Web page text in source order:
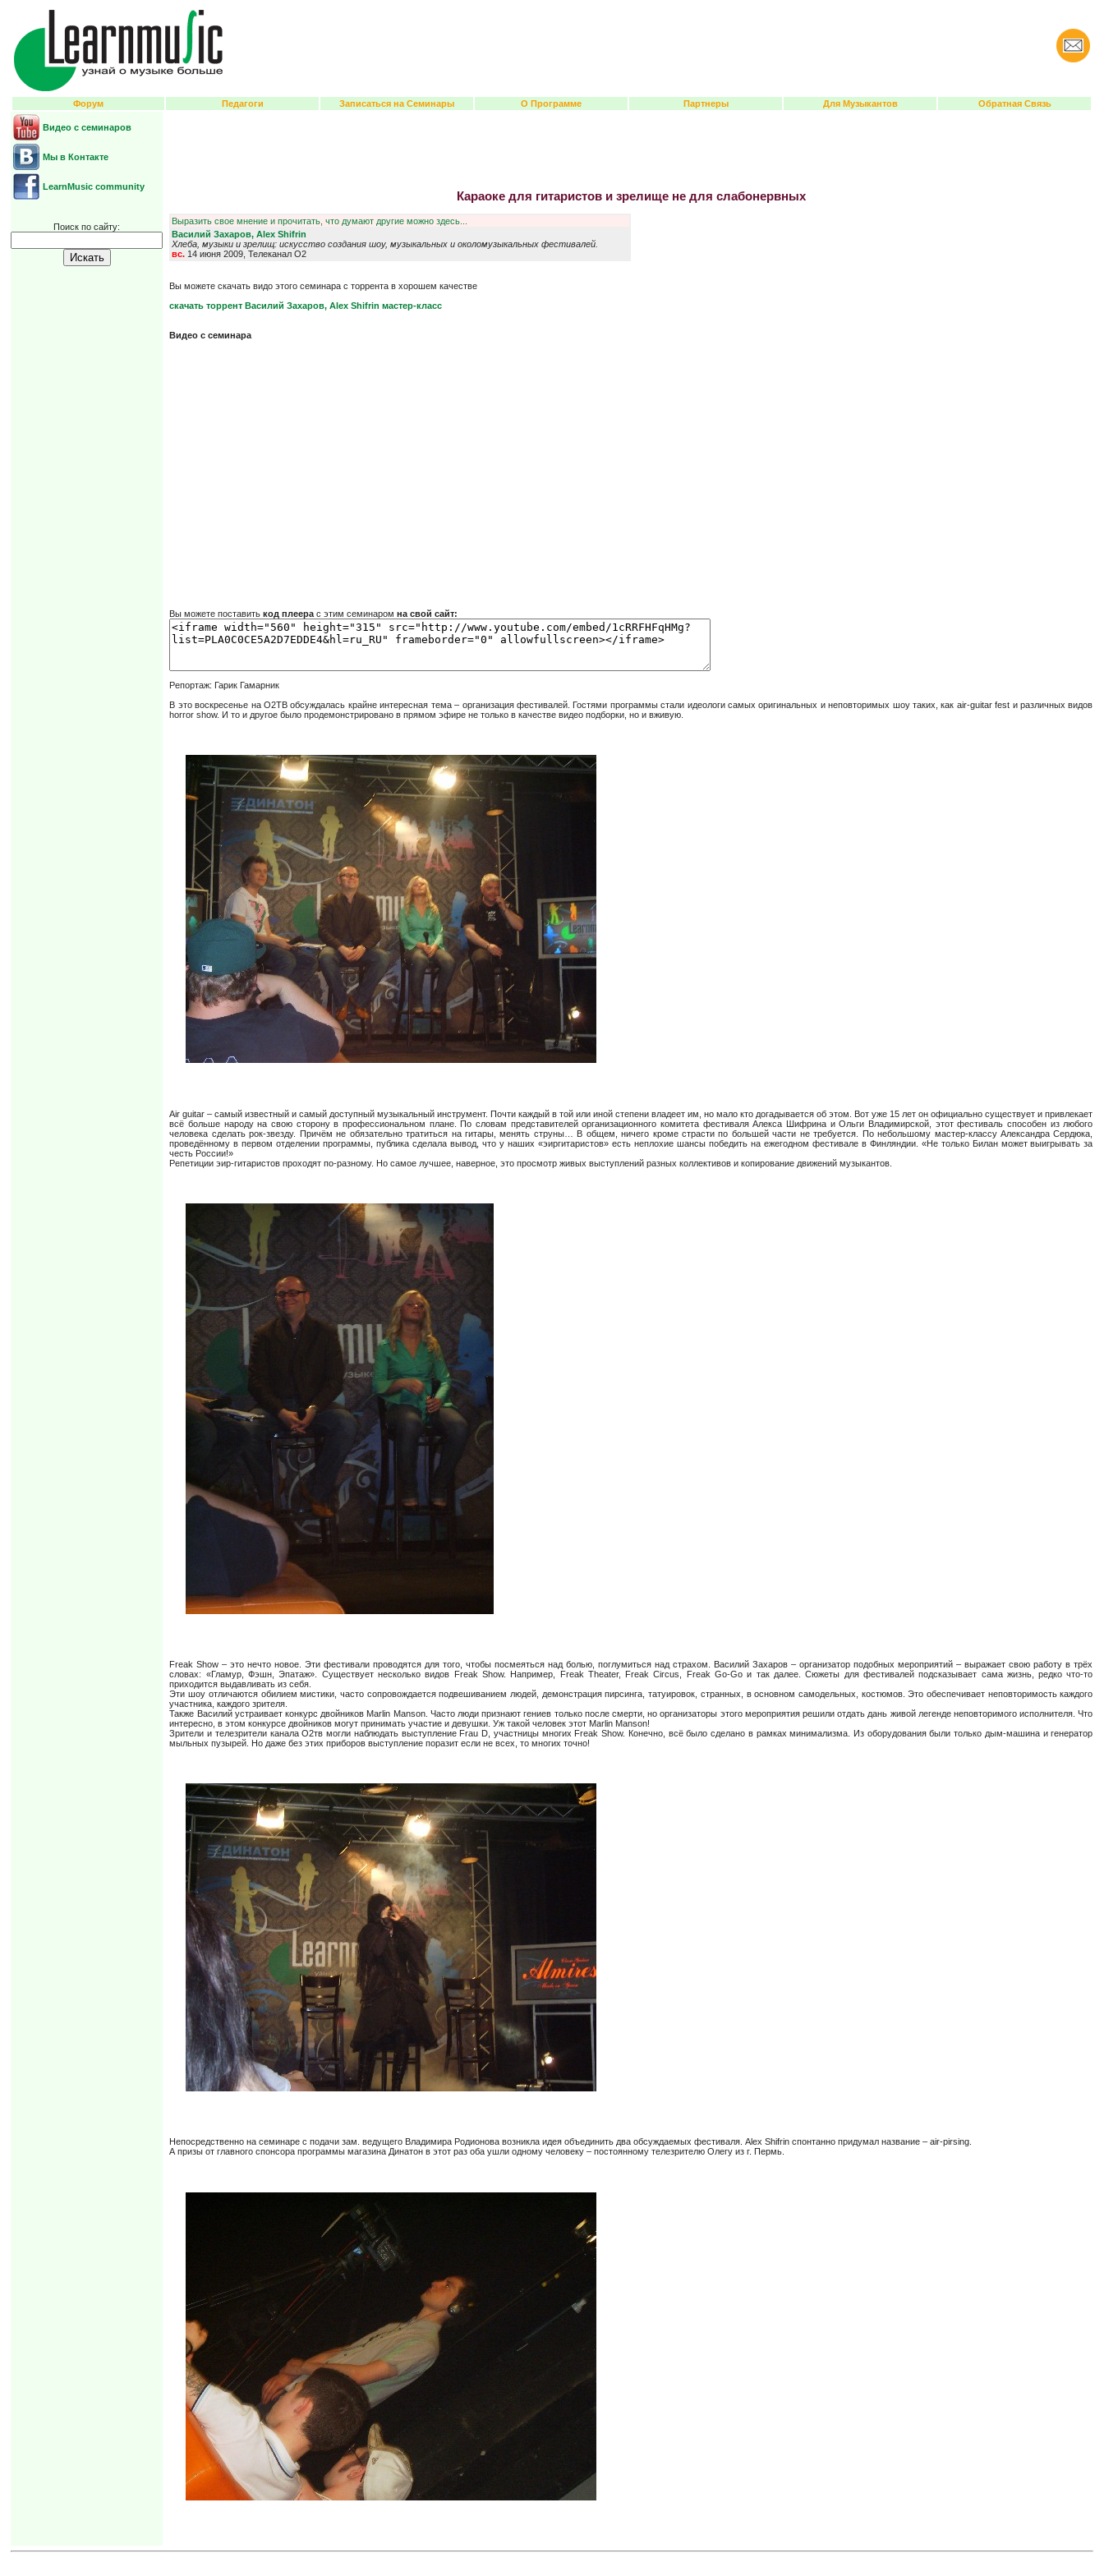
Форум Педагоги Записаться на Семинары О Программе Партнеры Для Музыкантов Обратная Связь
Видео с семинаров
Мы в Контакте
LearnMusic community
Поиск по сайту:
Караоке для гитаристов и зрелище не для слабонервных
Выразить свое мнение и прочитать, что думают другие можно здесь...
Василий Захаров, Alex Shifrin
Хлеба, музыки и зрелищ: искусство создания шоу, музыкальных и околомузыкальных фестивалей.
вс. 14 июня 2009, Телеканал О2
Вы можете скачать видо этого семинара с торрента в хорошем качестве
скачать торрент Василий Захаров, Alex Shifrin мастер-класс
Видео с семинара
Вы можете поставитькод плеера с этим семинаромна свой сайт:
Репортаж: Гарик Гамарник
В это воскресенье на О2ТВ обсуждалась крайне интересная тема – организация фестивалей. Гостями программы стали идеологи самых оригинальных и неповторимых шоу таких, как air-guitar fest и различных видов
horror show. И то и другое было продемонстрировано в прямом эфире не только в качестве видео подборки, но и вживую.
Air guitar – самый известный и самый доступный музыкальный инструмент. Почти каждый в той или иной степени владеет им, но мало кто догадывается об этом. Вот уже 15 лет он официально существует и привлекает
всё больше народу на свою сторону в профессиональном плане. По словам представителей организационного комитета фестиваля Алекса Шифрина и Ольги Владимирской, этот фестиваль способен из любого
человека сделать рок-звезду. Причём не обязательно тратиться на гитары, менять струны… В общем, ничего кроме страсти по большей части не требуется. По небольшому мастер-классу Александра Сердюка,
проведённому в первом отделении программы, публика сделала вывод, что у наших «эиргитаристов» есть неплохие шансы победить на ежегодном фестивале в Финляндии. «Не только Билан может выигрывать за
честь России!»
Репетиции эир-гитаристов проходят по-разному. Но самое лучшее, наверное, это просмотр живых выступлений разных коллективов и копирование движений музыкантов.
Freak Show – это нечто новое. Эти фестивали проводятся для того, чтобы посмеяться над болью, поглумиться над страхом. Василий Захаров – организатор подобных мероприятий – выражает свою работу в трёх
словах: «Гламур, Фэшн, Эпатаж». Существует несколько видов Freak Show. Например, Freak Theater, Freak Circus, Freak Go-Go и так далее. Сюжеты для фестивалей подсказывает сама жизнь, редко что-то
приходится выдавливать из себя.
Эти шоу отличаются обилием мистики, часто сопровождается подвешиванием людей, демонстрация пирсинга, татуировок, странных, в основном самодельных, костюмов. Это обеспечивает неповторимость каждого
участника, каждого зрителя.
Также Василий устраивает конкурс двойников Marlin Manson. Часто люди признают гениев только после смерти, но организаторы этого мероприятия решили отдать дань живой легенде неповторимого исполнителя. Что
интересно, в этом конкурсе двойников могут принимать участие и девушки. Уж такой человек этот Marlin Manson!
Зрители и телезрители канала О2тв могли наблюдать выступление Frau D, участницы многих Freak Show. Конечно, всё было сделано в рамках минимализма. Из оборудования были только дым-машина и генератор
мыльных пузырей. Но даже без этих приборов выступление поразит если не всех, то многих точно!
Непосредственно на семинаре с подачи зам. ведущего Владимира Родионова возникла идея объединить два обсуждаемых фестиваля. Alex Shifrin спонтанно придумал название – air-pirsing.
А призы от главного спонсора программы магазина Динатон в этот раз оба ушли одному человеку – постоянному телезрителю Олегу из г. Пермь.